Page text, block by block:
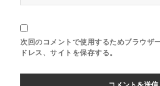
次回のコメントで使用するためブラウザ
ドレス、サイトを保存する。